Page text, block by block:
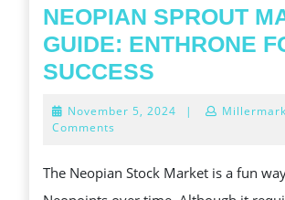
NEOPIAN SPROUT
GUIDE: ENTHRONE
SUCCESS
MARKET
ENTHRONE
November 5, 2024 November
|
Comments
The Neopian Stock Market is a fun